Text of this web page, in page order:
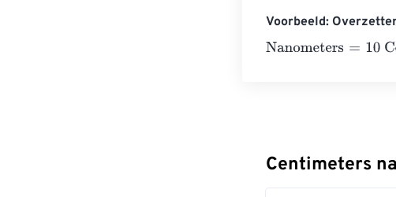
Voorbeeld:
Nanometers= 10
Centimeters